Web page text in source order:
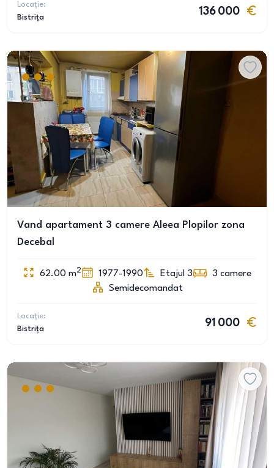
Locație:
Bistrița
136 000
Vand apartament 3 camere Aleea Plopilor zona
Decebal
62.00 m2 1977-1990 Etajul 3 3 camere
Semidecomandat
Locație:
Bistrița
91 000